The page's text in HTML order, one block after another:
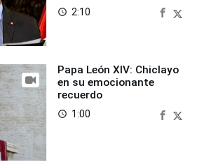
access_time 2:10
Papa León XIV: Chiclayo
en su emocionante
recuerdo
access_time 1:00